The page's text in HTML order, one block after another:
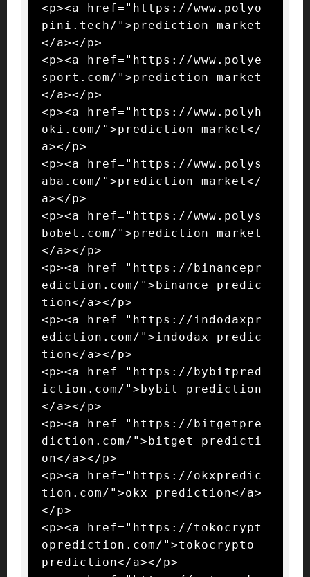
<p><a href="https://www.polyo
pini.tech/">prediction market
</a></p>
<p><a href="https://www.polye
sport.com/">prediction market
</a></p>
<p><a href="https://www.polyh
oki.com/">prediction market</
a></p>
<p><a href="https://www.polys
aba.com/">prediction market</
a></p>
<p><a href="https://www.polys
bobet.com/">prediction market
</a></p>
<p><a href="https://binancepr
ediction.com/">binance predic
tion</a></p>
<p><a href="https://indodaxpr
ediction.com/">indodax predic
tion</a></p>
<p><a href="https://bybitpred
iction.com/">bybit prediction
</a></p>
<p><a href="https://bitgetpre
diction.com/">bitget predicti
on</a></p>
<p><a href="https://okxpredic
tion.com/">okx prediction</a>
</p>
<p><a href="https://tokocrypt
oprediction.com/">tokocrypto
prediction</a></p>